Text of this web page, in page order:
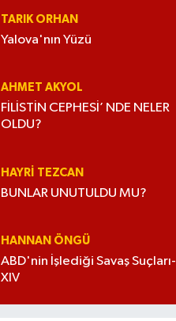
TARIK ORHAN
Yalova'nın Yüzü
AHMET AKYOL
FİLİSTİN CEPHESİ’ NDE NELER
OLDU?
HAYRI TEZCAN
BUNLAR UNUTULDU MU?
HANNAN ÖNGÜ
ABD'nin İşlediği Savaş Suçları-
XIV